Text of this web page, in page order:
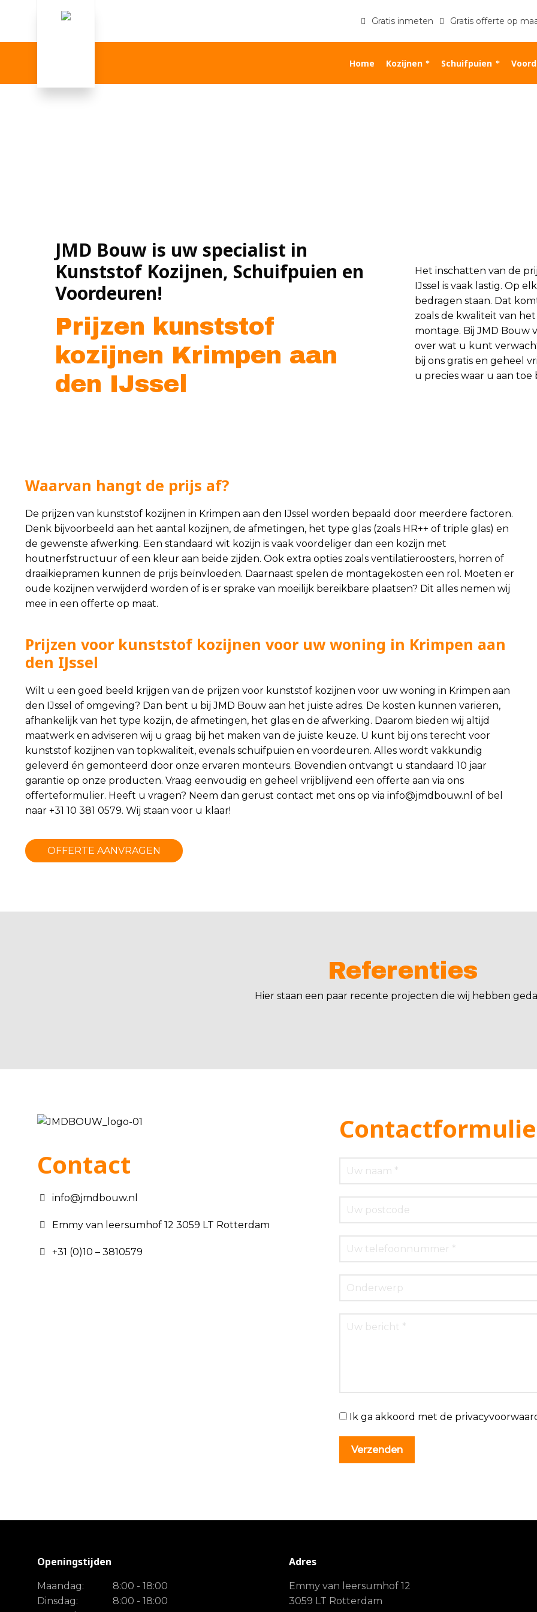
Gratis inmeten Gratis offerte op
Home Kozijnen Schuifpuien
JMD Bouw is uw specialist in
Kunststof Kozijnen, Schuifpuien en
Voordeuren!
Prijzen kunststof
kozijnen Krimpen aan
den IJssel
Het inschatten van de
IJssel is vaak lastig. Op
bedragen staan. Dat
zoals de kwaliteit van
montage. Bij JMD
over wat u kunt
bij ons gratis en geheel
u precies waar u aan
Waarvan hangt de prijs af?
De prijzen van kunststof kozijnen in Krimpen aan den IJssel worden bepaald door meerdere factoren.
Denk bijvoorbeeld aan het aantal kozijnen, de afmetingen, het type glas (zoals HR++ of triple glas) en
de gewenste afwerking. Een standaard wit kozijn is vaak voordeliger dan een kozijn met
houtnerfstructuur of een kleur aan beide zijden. Ook extra opties zoals ventilatieroosters, horren of
draaikiepramen kunnen de prijs beïnvloeden. Daarnaast spelen de montagekosten een rol. Moeten er
oude kozijnen verwijderd worden of is er sprake van moeilijk bereikbare plaatsen? Dit alles nemen wij
mee in een offerte op maat.
Prijzen voor kunststof kozijnen voor uw woning in Krimpen aan
den IJssel
Wilt u een goed beeld krijgen van de prijzen voor kunststof kozijnen voor uw woning in Krimpen aan
den IJssel of omgeving? Dan bent u bij JMD Bouw aan het juiste adres. De kosten kunnen variëren,
afhankelijk van het type kozijn, de afmetingen, het glas en de afwerking. Daarom bieden wij altijd
maatwerk en adviseren wij u graag bij het maken van de juiste keuze. U kunt bij ons terecht voor
kunststof kozijnen van topkwaliteit, evenals schuifpuien en voordeuren. Alles wordt vakkundig
geleverd én gemonteerd door onze ervaren monteurs. Bovendien ontvangt u standaard 10 jaar
garantie op onze producten. Vraag eenvoudig en geheel vrijblijvend een offerte aan via ons
offerteformulier. Heeft u vragen? Neem dan gerust contact met ons op via info@jmdbouw.nl of bel
naar +31 10 381 0579. Wij staan voor u klaar!
OFFERTE AANVRAGEN
Referenties
Hier staan een paar recente projecten die wij hebben
Contact
info@jmdbouw.nl
Emmy van leersumhof 12 3059 LT Rotterdam
+31 (0)10 – 3810579
Ik ga akkoord met de
Openingstijden
Maandag:
8:00 - 18:00
Dinsdag:
8:00 - 18:00
Adres
Emmy van leersumhof 12
3059 LT Rotterdam